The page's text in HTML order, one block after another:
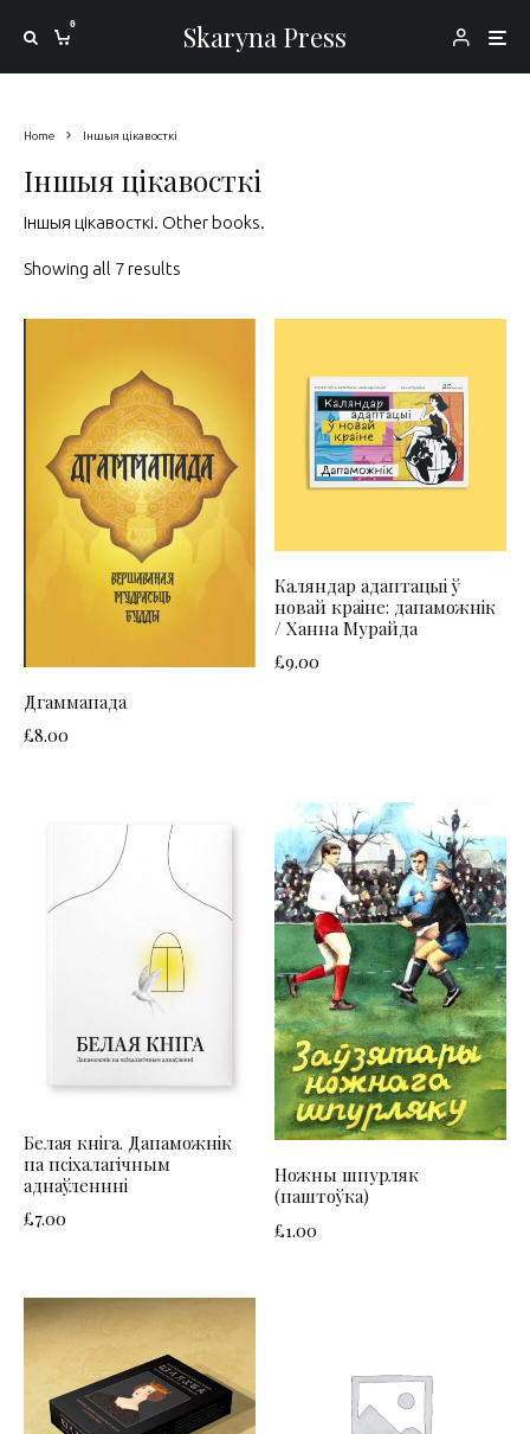
0 Skaryna Press
Home Іншыя цікавосткі
Іншыя цікавосткі
Іншыя цікавосткі. Other books.
Showing all 7 results
Дгаммапада
£8.00
Каляндар адаптацыі ў
новай краіне: дапаможнік
/ Ханна Мурайда
£9.00
Белая кніга. Дапаможнік
па псіхалагічным
аднаўленнні
£7.00
Ножны шпурляк
(паштоўка)
£1.00